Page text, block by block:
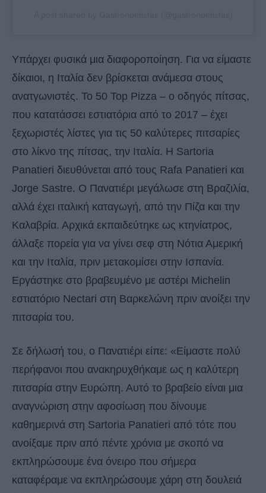
Υπάρχει φυσικά μια διαφοροποίηση. Για να είμαστε
δίκαιοι, η Ιταλία δεν βρίσκεται ανάμεσα στους
ανατγωνιστές. Το 50 Top Pizza – ο οδηγός πίτσας,
που κατατάσσει εστιατόρια από το 2017 – έχει
ξεχωριστές λίστες για τις 50 καλύτερες πιτσαρίες
στο λίκνο της πίτσας, την Ιταλία. Η Sartoria
Panatieri διευθύνεται από τους Rafa Panatieri και
Jorge Sastre. Ο Πανατιέρι μεγάλωσε στη Βραζιλία,
αλλά έχει ιταλική καταγωγή, από την Πίζα και την
Καλαβρία. Αρχικά εκπαιδεύτηκε ως κτηνίατρος,
άλλαξε πορεία για να γίνει σεφ στη Νότια Αμερική
και την Ιταλία, πριν μετακομίσει στην Ισπανία.
Εργάστηκε στο βραβευμένο με αστέρι Michelin
εστιατόριο Nectari στη Βαρκελώνη πριν ανοίξει την
πιτσαρία του.
Σε δήλωσή του, ο Πανατιέρι είπε: «Είμαστε πολύ
περήφανοι που ανακηρυχθήκαμε ως η καλύτερη
πιτσαρία στην Ευρώπη. Αυτό το βραβείο είναι μια
αναγνώριση στην αφοσίωση που δίνουμε
καθημερινά στη Sartoria Panatieri από τότε που
ανοίξαμε πριν από πέντε χρόνια με σκοπό να
εκπληρώσουμε ένα όνειρο που σήμερα
καταφέραμε να εκπληρώσουμε χάρη στη δουλειά